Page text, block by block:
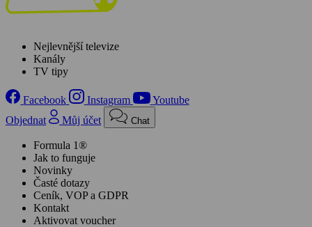
Nejlevnější televize
Kanály
TV tipy
Facebook Instagram
Youtube
Objednat
Můj účet Chat
Formula 1®
Jak to funguje
Novinky
Časté dotazy
Ceník, VOP a GDPR
Kontakt
Aktivovat voucher